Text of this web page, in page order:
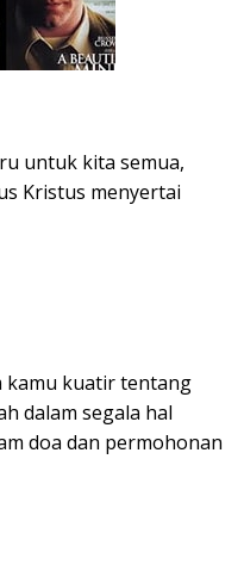
untuk kita semua,
Kristus menyertai
kamu kuatir tentang
dalam segala hal
doa dan permohonan